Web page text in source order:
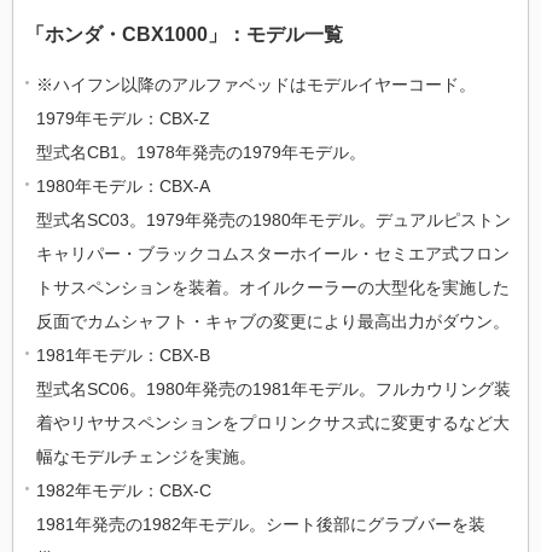
「ホンダ・CBX1000」：モデル一覧
※ハイフン以降のアルファベッドはモデルイヤーコード。
1979年モデル：CBX-Z
型式名CB1。1978年発売の1979年モデル。
1980年モデル：CBX-A
型式名SC03。1979年発売の1980年モデル。デュアルピストン
キャリパー・ブラックコムスターホイール・セミエア式フロン
トサスペンションを装着。オイルクーラーの大型化を実施した
反面でカムシャフト・キャブの変更により最高出力がダウン。
1981年モデル：CBX-B
型式名SC06。1980年発売の1981年モデル。フルカウリング装
着やリヤサスペンションをプロリンクサス式に変更するなど大
幅なモデルチェンジを実施。
1982年モデル：CBX-C
1981年発売の1982年モデル。シート後部にグラブバーを装